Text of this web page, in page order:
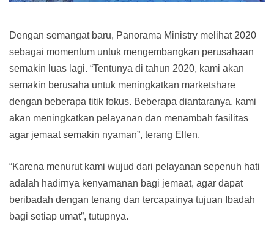
Dengan semangat baru, Panorama Ministry melihat 2020
sebagai momentum untuk mengembangkan perusahaan
semakin luas lagi. “Tentunya di tahun 2020, kami akan
semakin berusaha untuk meningkatkan marketshare
dengan beberapa titik fokus. Beberapa diantaranya, kami
akan meningkatkan pelayanan dan menambah fasilitas
agar jemaat semakin nyaman”, terang Ellen.
“Karena menurut kami wujud dari pelayanan sepenuh hati
adalah hadirnya kenyamanan bagi jemaat, agar dapat
beribadah dengan tenang dan tercapainya tujuan Ibadah
bagi setiap umat”, tutupnya.